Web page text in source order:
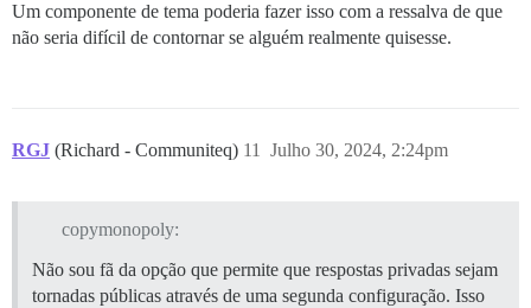
Um componente de tema poderia fazer isso com a ressalva de que
não seria difícil de contornar se alguém realmente quisesse.
RGJ (Richard - Communiteq) Julho 30, 2024, 2:24pm
11
copymonopoly:
Não sou fã da opção que permite que respostas privadas sejam
tornadas públicas através de uma segunda configuração. Isso